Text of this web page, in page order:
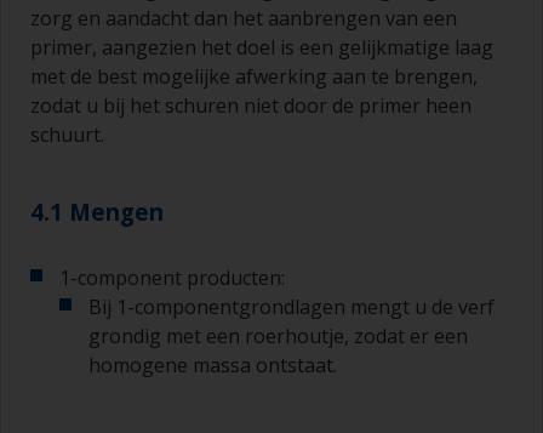
gebieden.
Schilderen met een kwast:
De kwasten moeten een middelgrote tot grote
breedte hebben, 75 – 150 mm en lange flexibele
Een kleinere kwast wordt gebruikt voor het
Was uw kwasten met het juiste oplosmiddel en
laat ze grondig drogen voordat u deze gebruikt,
om vervuiling te voorkomen.
zorg en aandacht dan het aanbrengen van een
primer, aangezien het doel is een gelijkmatige laag
met de best mogelijke afwerking aan te brengen,
zodat u bij het schuren niet door de primer heen
schuurt.
4.1 Mengen
1-component producten:
Bij 1-componentgrondlagen mengt u de verf
grondig met een roerhoutje, zodat er een
homogene massa ontstaat.